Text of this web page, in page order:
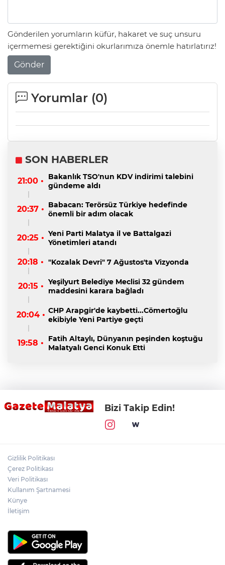
Gönderilen yorumların küfür, hakaret ve suç unsuru
içermemesi gerektiğini okurlarımıza önemle hatırlatırız!
Gönder
Yorumlar (0)
SON HABERLER
21:00 •
Bakanlık TSO'nun KDV indirimi talebini
gündeme aldı
20:37 • Babacan: Terörsüz Türkiye hedefinde
önemli bir adım olacak
20:25 • Yeni Parti Malatya il ve Battalgazi
Yönetimleri atandı
20:18 • "Kozalak Devri" 7 Ağustos'ta Vizyonda
20:15 • Yeşilyurt Belediye Meclisi 32 gündem
maddesini karara bağladı
20:04 • CHP Arapgir'de kaybetti...Cömertoğlu
ekibiyle Yeni Partiye geçti
19:58 •
Fatih Altaylı, Dünyanın peşinden koştuğu
Malatyalı Genci Konuk Etti
Bizi Takip Edin!
Gizlilik Politikası
Çerez Politikası
Veri Politikası
Kullanım Şartnamesi
Künye
İletişim